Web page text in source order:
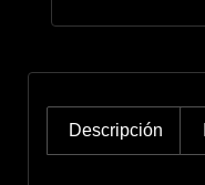
Descripción